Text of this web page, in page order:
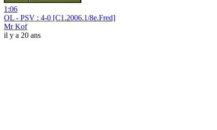
1:06
OL - PSV : 4-0 [C1.2006.1/8e.Fred]
Mr Kof
il y a 20 ans